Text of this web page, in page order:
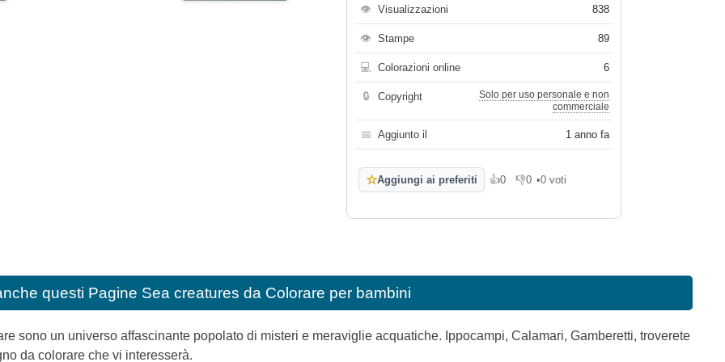
👁 Visualizzazioni 838
👁 Stampe 89
💻 Colorazioni online 6
🔒 Copyright
Solo per uso personale e non
commerciale
📅 Aggiunto il 1 anno fa
☆Aggiungi ai preferiti 👍0
Mi piace
👎0
Non mi piace
•0 voti
questi Pagine Sea creatures da Colorare per bambini
sono un universo affascinante popolato di misteri e meraviglie acquatiche. Ippocampi, Calamari, Gamberetti, troverete
da colorare che vi interesserà.